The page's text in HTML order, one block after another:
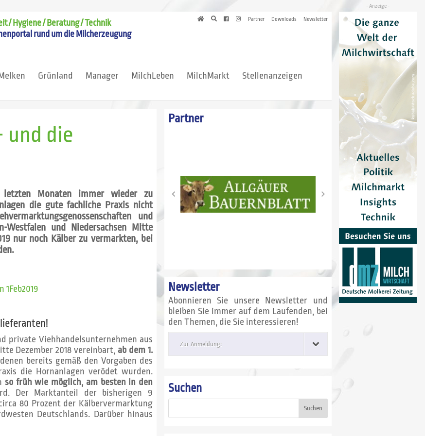
Partner Downloads Newsletter
/ Hygiene / Beratung / Technik
rund um die Milcherzeugung
Grünland Manager MilchLeben MilchMarkt
Stellenanzeigen
und die
Monaten immer wieder zu
die gute fachliche Praxis nicht
und
Westfalen und Niedersachsen Mitte
nur noch Kälber zu vermarkten, bei
private Viehhandelsunternehmen aus
Dezember 2018 vereinbart, ab dem 1.
bereits gemäß den Vorgaben des
die Hornanlagen verödet wurden.
so früh wie möglich, am besten in den
Der Marktanteil der bisherigen 9
80 Prozent der Kälbervermarktung
Deutschlands. Darüber hinaus
Partner
Newsletter
Abonnieren Sie unsere Newsletter und
bleiben Sie immer auf dem Laufenden, bei
den Themen, die Sie interessieren!
Zur Anmeldung:
Suchen
Suchen